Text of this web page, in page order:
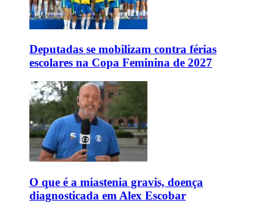
Deputadas se mobilizam contra férias
escolares na Copa Feminina de 2027
O que é a miastenia gravis, doença
diagnosticada em Alex Escobar